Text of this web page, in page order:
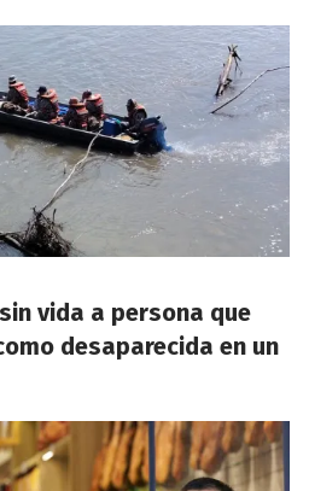
vida a persona que
desaparecida en un